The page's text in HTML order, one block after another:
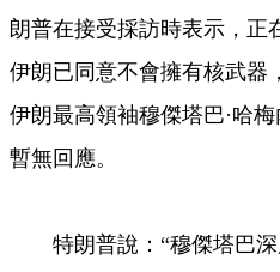
朗普在接受採訪時表示，正
伊朗已同意不會擁有核武器
伊朗最高領袖穆傑塔巴·哈
暫無回應。
特朗普說：“穆傑塔巴深